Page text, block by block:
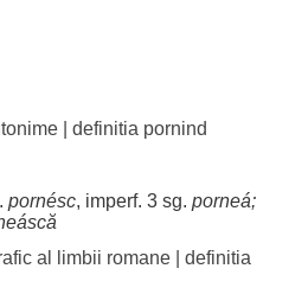
| definitia pornind
pornésc, imperf. 3 sg. porneá;
al limbii romane| definitia